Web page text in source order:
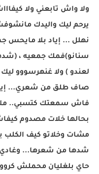
ولا واش تابعني ولا
يرحم ليك واليدك
نهلل ... إياد بلا مايحس
سنانو)فمك جمعيه ،
لعندو ) ولا غنهرسووو
صاف طلق من شعري...
فاش سمعتك كتسبي..
بحالها خلات مصدوم
مشات وخلاتو كيف الكلب
شدها من شعرها... وغادي
حاي بلغليان محملش